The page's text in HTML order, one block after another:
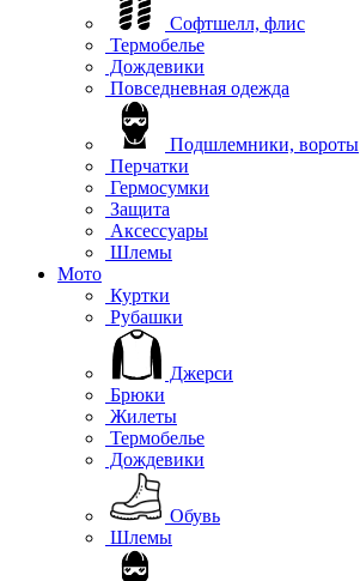
Софтшелл, флис
Термобелье
Дождевики
Повседневная одежда
Подшлемники, вороты
Перчатки
Гермосумки
Защита
Аксессуары
Шлемы
Мото
Куртки
Рубашки
Джерси
Брюки
Жилеты
Термобелье
Дождевики
Обувь
Шлемы